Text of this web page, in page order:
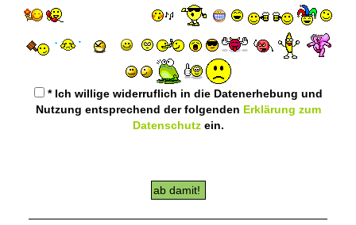
* Ich willige widerruflich in die Datenerhebung und
Nutzung entsprechend der folgenden Erklärung zum
Datenschutzein.